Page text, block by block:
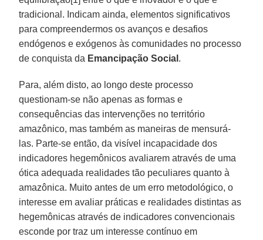
tradicional. Indicam ainda, elementos significativos
para compreendermos os avanços e desafios
endógenos e exógenos às comunidades no processo
de conquista da Emancipação Social .
Para, além disto, ao longo deste processo
questionam-se não apenas as formas e
consequências das intervenções no território
amazônico, mas também as maneiras de mensurá-
las. Parte-se então, da visível incapacidade dos
indicadores hegemônicos avaliarem através de uma
ótica adequada realidades tão peculiares quanto à
amazônica. Muito antes de um erro metodológico, o
interesse em avaliar práticas e realidades distintas as
hegemônicas através de indicadores convencionais
esconde por traz um interesse contínuo em